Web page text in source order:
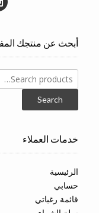
أبحث عن منتجك
Search
for:
Search
خدمات العملاء
الرئيسية
حسابي
قائمة رغباتي